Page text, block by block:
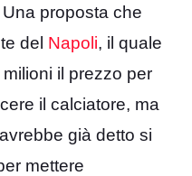
Una proposta che
del Napoli, il quale
il prezzo per
il calciatore, ma
già detto si
mettere